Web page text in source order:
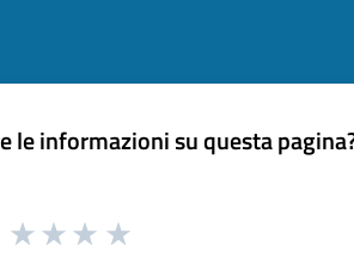
le informazioni su questa